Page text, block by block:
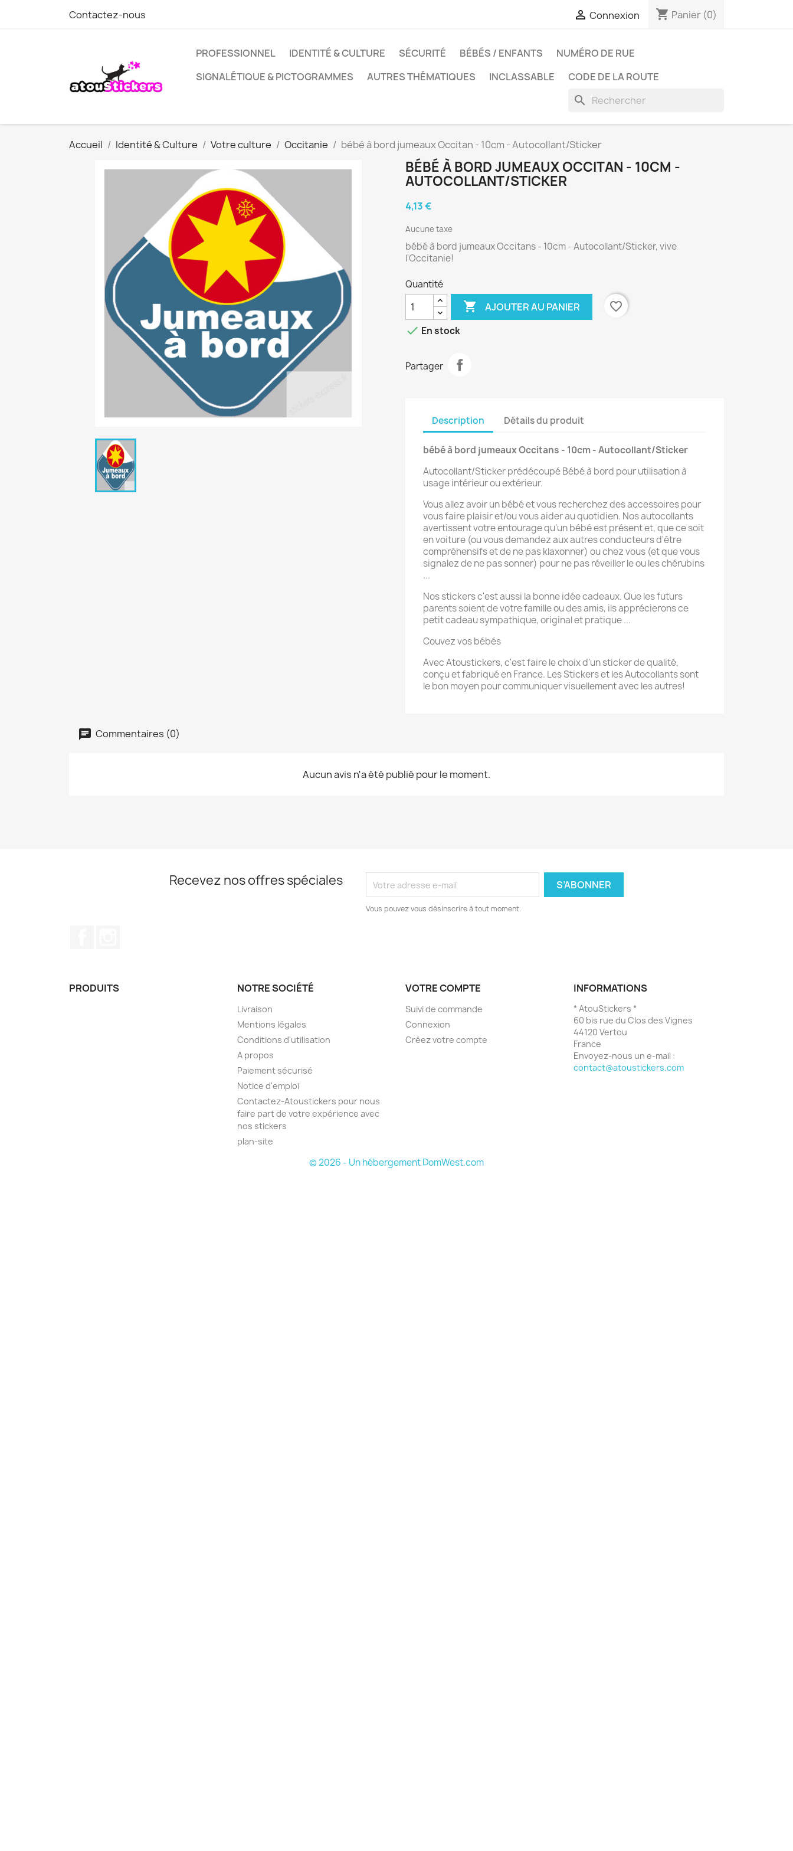
Contactez-nous  Connexion shopping_cart Panier (0)
PROFESSIONNEL IDENTITÉ & CULTURE SÉCURITÉ BÉBÉS / ENFANTS
NUMÉRO DE RUE
SIGNALÉTIQUE & PICTOGRAMMES
AUTRES THÉMATIQUES INCLASSABLE CODE DE LA ROUTE
search
Accueil Identité & Culture Votre culture Occitanie bébé à bord jumeaux Occitan - 10cm - Autocollant/Sticker
BÉBÉ À BORD JUMEAUX OCCITAN - 10CM -
AUTOCOLLANT/STICKER
4,13 €
Aucune taxe
bébé à bord jumeaux Occitans - 10cm - Autocollant/Sticker, vive
l'Occitanie!
Quantité
 AJOUTER AU PANIER
favorite_border
 En stock
Partager
Description Détails du produit
bébé à bord jumeaux Occitans - 10cm - Autocollant/Sticker
Autocollant/Sticker prédécoupé Bébé à bord pour utilisation à
usage intérieur ou extérieur.
Vous allez avoir un bébé et vous recherchez des accessoires pour
vous faire plaisir et/ou vous aider au quotidien. Nos autocollants
avertissent votre entourage qu'un bébé est présent et, que ce soit
en voiture (ou vous demandez aux autres conducteurs d'être
compréhensifs et de ne pas klaxonner) ou chez vous (et que vous
signalez de ne pas sonner) pour ne pas réveiller le ou les chérubins
...
Nos stickers c'est aussi la bonne idée cadeaux. Que les futurs
parents soient de votre famille ou des amis, ils apprécierons ce
petit cadeau sympathique, original et pratique ...
Couvez vos bébés
Avec Atoustickers, c'est faire le choix d'un sticker de qualité,
conçu et fabriqué en France. Les Stickers et les Autocollants sont
le bon moyen pour communiquer visuellement avec les autres!
Commentaires (0)
Aucun avis n'a été publié pour le moment.
Recevez nos offres spéciales
Vous pouvez vous désinscrire à tout moment.
PRODUITS NOTRE SOCIÉTÉ
Livraison
Mentions légales
Conditions d'utilisation
A propos
Paiement sécurisé
Notice d'emploi
Contactez-Atoustickers pour nous
faire part de votre expérience avec
nos stickers
plan-site
VOTRE COMPTE
Suivi de commande
Connexion
Créez votre compte
INFORMATIONS
* AtouStickers *
60 bis rue du Clos des Vignes
44120 Vertou
France
Envoyez-nous un e-mail :
contact@atoustickers.com
© 2026 - Un hébergement DomWest.com